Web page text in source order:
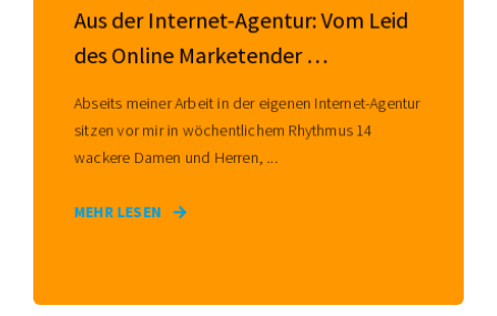
Aus der Internet-Agentur: Vom Leid
des Online Marketender …
Abseits meiner Arbeit in der eigenen Internet-Agentur
sitzen vor mir in wöchentlichem Rhythmus 14
wackere Damen und Herren, ...
MEHR LESEN